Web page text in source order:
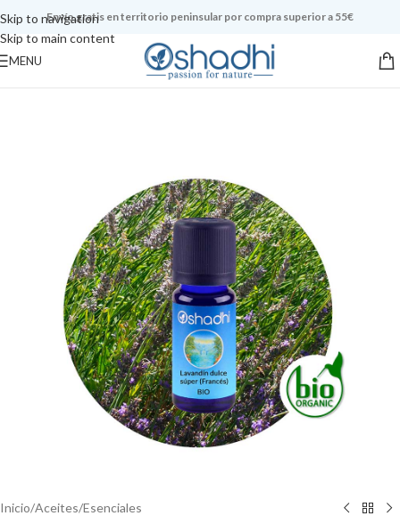
Skip to navigation
Skip to main content
Envío gratis en territorio peninsular por compra superior a 55€
MENU
Inicio/Aceites/Esenciales